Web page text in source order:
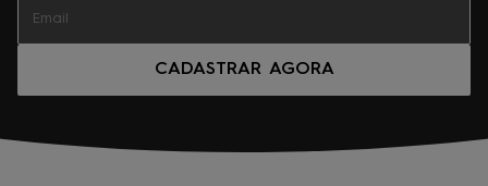
CADASTRAR AGORA